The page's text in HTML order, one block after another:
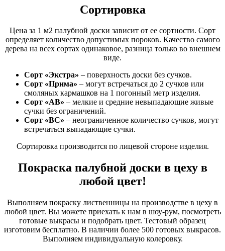
Сортировка
Цена за 1 м2 палубной доски зависит от ее сортности. Сорт
определяет количество допустимых пороков. Качество самого
дерева на всех сортах одинаковое, разница только во внешнем
виде.
Сорт «Экстра» – поверхность доски без сучков.
Сорт «Прима» – могут встречаться до 2 сучков или
смоляных кармашков на 1 погонный метр изделия.
Сорт «АВ» – мелкие и средние невыпадающие живые
сучки без ограничений.
Сорт «ВС» – неограниченное количество сучков, могут
встречаться выпадающие сучки.
Сортировка производится по лицевой стороне изделия.
Покраска палубной доски в цеху в
любой цвет!
Выполняем покраску лиственницы на производстве в цеху в
любой цвет. Вы можете приехать к нам в шоу-рум, посмотреть
готовые выкрасы и подобрать цвет. Тестовый образец
изготовим бесплатно. В наличии более 500 готовых выкрасов.
Выполняем индивидуальную колеровку.